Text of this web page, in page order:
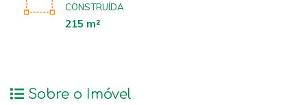
CONSTRUÍDA
215 m²
Sobre o Imóvel